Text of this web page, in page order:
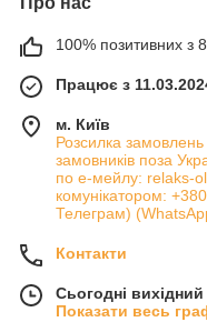
100% позитивних з
Працює з
м. Київ
Розсилка замовлень
замовників поза
по е-мейлу: relaks-
комунікатором:
Телеграм)
Контакти
Сьогодні вихідний
Показати весь